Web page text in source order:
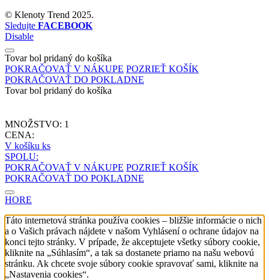
© Klenoty Trend 2025.
Sledujte FACEBOOK
Disable
Tovar bol pridaný do košíka
POKRAČOVAŤ V NÁKUPE POZRIEŤ KOŠÍK
POKRAČOVAŤ DO POKLADNE
Tovar bol pridaný do košíka
MNOŽSTVO: 1
CENA:
V košíku ks
SPOLU:
POKRAČOVAŤ V NÁKUPE POZRIEŤ KOŠÍK
POKRAČOVAŤ DO POKLADNE
HORE
Táto internetová stránka používa cookies – bližšie informácie o nich
a o Vašich právach nájdete v našom Vyhlásení o ochrane údajov na
konci tejto stránky. V prípade, že akceptujete všetky súbory cookie,
kliknite na „Súhlasím“, a tak sa dostanete priamo na našu webovú
stránku. Ak chcete svoje súbory cookie spravovať sami, kliknite na
„Nastavenia cookies“.